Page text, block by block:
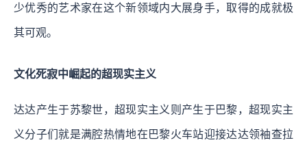
少优秀的艺术家在这个新领域内大展身手，取得的成就极
其可观。
文化死寂中崛起的超现实主义
达达产生于苏黎世，超现实主义则产生于巴黎，超现实主
义分子们就是满腔热情地在巴黎火车站迎接达达领袖查拉